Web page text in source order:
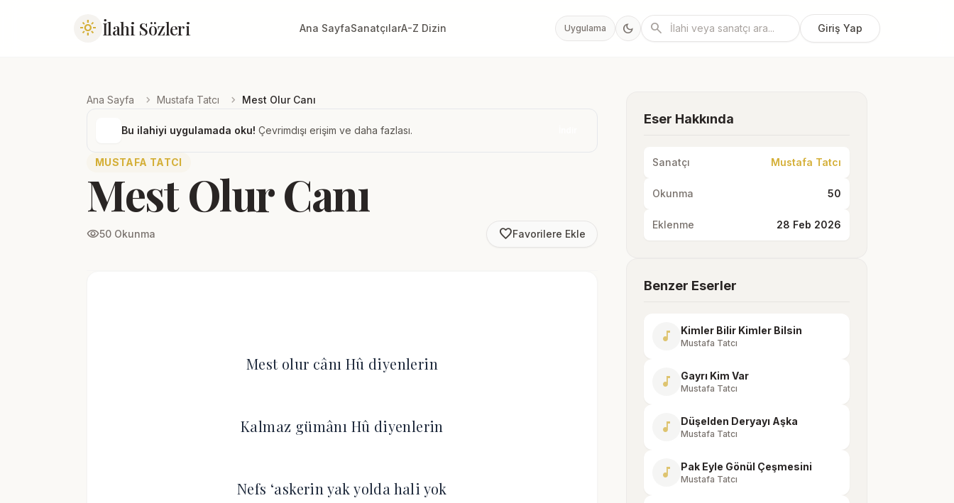
light_mode İlahi Sözleri Ana SayfaSanatçılarA-Z Dizin Uygulama dark_mode search Giriş Yap
Ana Sayfa chevron_right Mustafa Tatcı chevron_right Mest Olur Canı
Bu ilahiyi uygulamada oku! Çevrimdışı erişim ve daha fazlası.
MUSTAFA TATCI
Mest Olur Canı
visibility50 Okunma favorite_borderFavorilere Ekle
Mest olur cânı Hû diyenlerin
Kalmaz gümânı Hû diyenlerin
Nefs ‘askerin yak yolda hali yok
Eser Hakkında
Sanatçı Mustafa Tatcı
Okunma 50
Eklenme 28 Feb 2026
Benzer Eserler
music_note Kimler Bilir Kimler Bilsin
Mustafa Tatcı
music_note Gayrı Kim Var
Mustafa Tatcı
music_note Düşelden Deryayı Aşka
Mustafa Tatcı
music_note Pak Eyle Gönül Çeşmesini
Mustafa Tatcı